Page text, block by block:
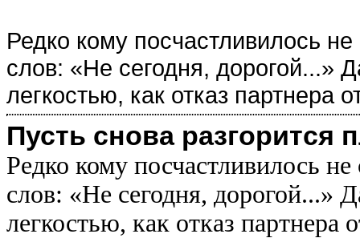
Редко кому посчастливилось
слов: «Не сегодня, дорогой...»
легкостью, как отказ партнера
Пусть снова разгорится
Редко кому посчастливилось
слов: «Не сегодня, дорогой...»
легкостью, как отказ партнера